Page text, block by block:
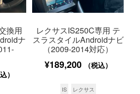
換用
ナ
）
レクサスIS250C専用 テ
スラスタイルAndroidナビ
（2009-2014対応）
¥189,200 （税込）
IS
レクサス